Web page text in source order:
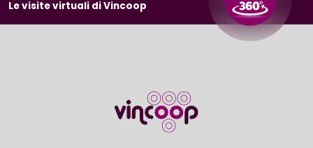
Le visite virtuali di Vincoop